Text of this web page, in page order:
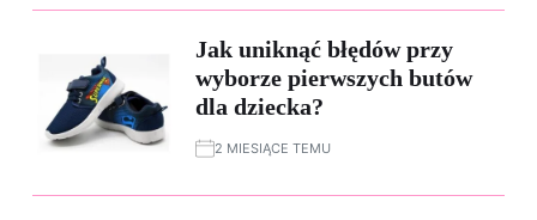
Jak uniknąć błędów przy
wyborze pierwszych butów
dla dziecka?
2 MIESIĄCE TEMU